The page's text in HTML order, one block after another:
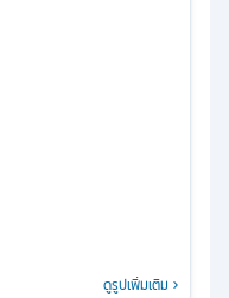
ดูรูปเพิ่มเติม